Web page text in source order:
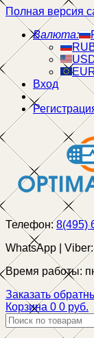
Полная версия
Валюта:
Вход
Телефон:8(495)
WhatsApp |
Время работы:
Заказать
Корзина 0 0 руб.